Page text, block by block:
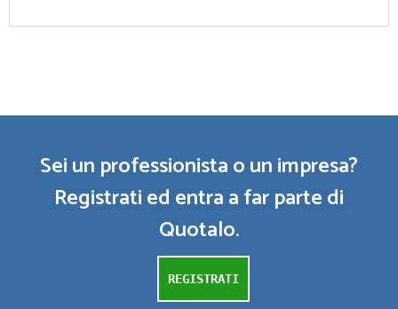
Sei un professionista o un impresa?
Registrati ed entra a far parte di
Quotalo.
REGISTRATI